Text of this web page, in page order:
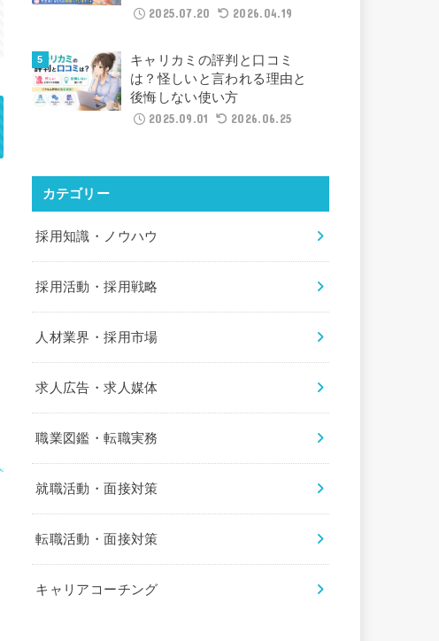
2025.07.20
2026.04.19
キャリカミの評判と口コミ
は？怪しいと言われる理由と
後悔しない使い方
2025.09.01
2026.06.25
カテゴリー
採用知識・ノウハウ
採用活動・採用戦略
人材業界・採用市場
求人広告・求人媒体
職業図鑑・転職実務
就職活動・面接対策
転職活動・面接対策
キャリアコーチング